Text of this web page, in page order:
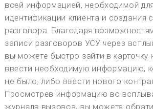
всей информацией, необходимой для
идентификации клиента и создания
разговора. Благодаря
записи разговоров УСУ через
вы можете быстро зайти в карточку
ввести необходимую информацию,
не было, либо ввести нового
Просмотрев информацию во
журнала вызовов, вы можете